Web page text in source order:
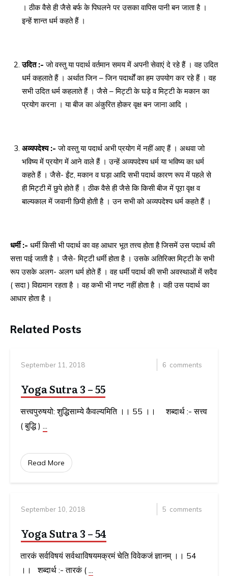
। ठीक वैसे ही जैसे बर्फ के पिघलने पर उसका वापिस पानी बन जाता है ।
इन्हें शान्त धर्म कहते हैं ।
उदित :- जो वस्तु या पदार्थ वर्तमान समय में अपनी सेवाएं दे रहे हैं । वह उदित
धर्म कहलाते हैं । अर्थात जिन – जिन पदार्थों का हम उपयोग कर रहे हैं । वह
सभी उदित धर्म कहलाते हैं । जैसे – मिट्टी के घड़े व मिट्टी के मकान का
प्रयोग करना । या बीज का अंकुरित होकर वृक्ष बन जाना आदि ।
अव्यपदेश्य :-जो वस्तु या पदार्थ अभी प्रयोग में नहीं आए हैं । अथवा जो
भविष्य में प्रयोग में आने वाले हैं । उन्हें अव्यपदेश्य धर्म या भविष्य का धर्म
कहते हैं । जैसे- ईंट, मकान व घड़ा आदि सभी पदार्थ कारण रूप में पहले से
ही मिट्टी में छुपे होते हैं । ठीक वैसे ही जैसे कि किसी बीज में पूरा वृक्ष व
बाल्यकाल में जवानी छिपी होती है । उन सभी को अव्यपदेश्य धर्म कहते हैं ।
धर्मी :- धर्मी किसी भी पदार्थ का वह आधार भूत तत्त्व होता है जिसमें उस पदार्थ की
सत्ता पाई जाती है । जैसे- मिट्टी धर्मी होता है । उसके अतिरिक्त मिट्टी के सभी
रूप उसके अलग- अलग धर्म होते हैं । वह धर्मी पदार्थ की सभी अवस्थाओं में सदैव
( सदा ) विद्यमान रहता है । वह कभी भी नष्ट नहीं होता है । वही उस पदार्थ का
आधार होता है ।
Related Posts
September 11, 2018 6 comments
Yoga Sutra 3 – 55
सत्त्वपुरुषयो: शुद्धिसाम्ये कैवल्यमिति ।। 55 ।। शब्दार्थ :- सत्त्व
( बुद्धि ) ...
Read More
September 10, 2018 5 comments
Yoga Sutra 3 – 54
तारकं सर्वविषयं सर्वथाविषयमक्रमं चेति विवेकजं ज्ञानम् ।। 54
।। शब्दार्थ :- तारकं ( ...